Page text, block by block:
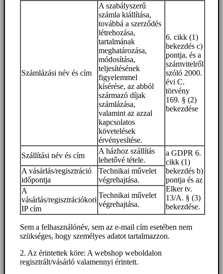
Számlázási név és cím
A szabályszerű
számla kiállítása,
továbbá a szerződés
létrehozása,
tartalmának
meghatározása,
módosítása,
teljesítésének
figyelemmel
kísérése, az abból
származó díjak
számlázása,
valamint az azzal
kapcsolatos
követelések
érvényesítése.
6. cikk (1)
bekezdés c)
pontja, és a
számvitelről
szóló 2000.
évi C.
törvény
169. § (2)
bekezdése
Szállítási név és cím
A házhoz szállítás
lehetővé tétele.
a GDPR 6.
cikk (1)
bekezdés b)
pontja és az
Elker tv.
13/A. § (3)
bekezdése.
A vásárlás/regisztráció
időpontja
Technikai művelet
végrehajtása.
A
vásárlás/regisztrációkori
IP cím
Technikai művelet
végrehajtása.
Sem a felhasználónév, sem az e-mail cím esetében nem
szükséges, hogy személyes adatot tartalmazzon.
2. Az érintettek köre: A webshop weboldalon
regisztrált/vásárló valamennyi érintett.